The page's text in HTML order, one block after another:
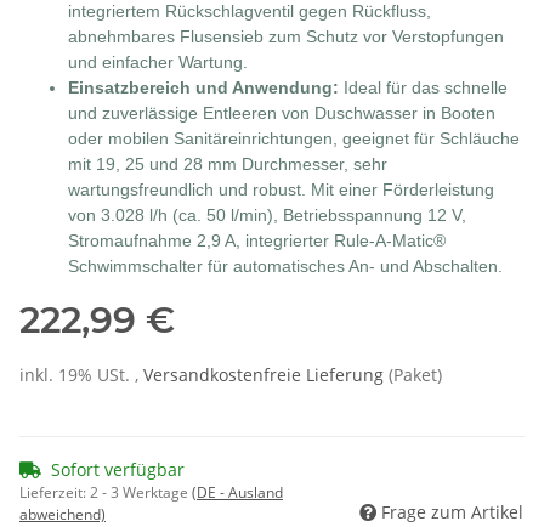
integriertem Rückschlagventil gegen Rückfluss,
abnehmbares Flusensieb zum Schutz vor Verstopfungen
und einfacher Wartung.
Einsatzbereich und Anwendung: Ideal für das schnelle
und zuverlässige Entleeren von Duschwasser in Booten
oder mobilen Sanitäreinrichtungen, geeignet für Schläuche
mit 19, 25 und 28 mm Durchmesser, sehr
wartungsfreundlich und robust. Mit einer Förderleistung
von 3.028 l/h (ca. 50 l/min), Betriebsspannung 12 V,
Stromaufnahme 2,9 A, integrierter Rule-A-Matic®
Schwimmschalter für automatisches An- und Abschalten.
222,99 €
inkl. 19% USt. , Versandkostenfreie Lieferung (Paket)
Sofort verfügbar
Lieferzeit:2 - 3 Werktage (DE - Ausland
abweichend)
Frage zum Artikel